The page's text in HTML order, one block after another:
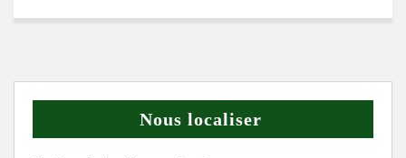
Nous localiser